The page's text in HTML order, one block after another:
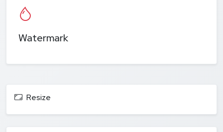
Watermark
Resize